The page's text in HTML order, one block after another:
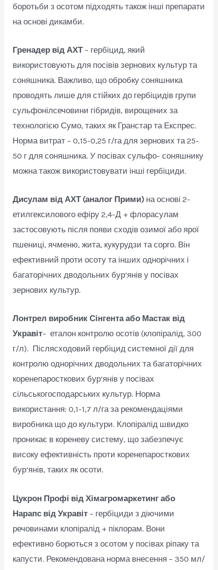
боротьби з осотом підходять також інші препарати
на основі дикамби.
Гренадер від АХТ – гербіцид, який
використовують для посівів зернових культур та
соняшника. Важливо, що обробку соняшника
проводять лише для стійких до гербіцидів групи
сульфонілсечовини гібридів, вирощених за
технологією Сумо, таких як Гранстар та Експрес.
Норма витрат – 0,15-0,25 г/га для зернових та 25-
50 г для соняшника. У посівах сульфо- соняшнику
можна також використовувати інші гербіциди.
Дисулам від АХТ (аналог Прими) на основі 2-
етилгексилового ефіру 2,4-Д + флорасулам
застосовують після появи сходів озимої або ярої
пшениці, ячменю, жита, кукурудзи та сорго. Він
ефективний проти осоту та інших однорічних і
багаторічних дводольних бур’янів у посівах
зернових культур.
Лонтрел виробник Сінгента або Мастак від
Укравіт– еталон контролю осотів (клопіралід, 300
г/л). Післясходовий гербіцид системної дії для
контролю однорічних дводольних та багаторічних
коренепаросткових бур’янів у посівах
сільськогосподарських культур. Норма
використання: 0,1-1,7 л/га за рекомендаціями
виробника що до культури. Клопіралід швидко
проникає в кореневу систему, що забезпечує
високу ефективність проти коренепаросткових
бур’янів, таких як осоти.
Цукрон Профі від Хімагромаркетинг або
Нарапс від Укравіт – гербіциди з діючими
речовинами клопіралід + піклорам. Вони
ефективно борються з осотом у посівах ріпаку та
капусти. Рекомендована норма внесення – 350 мл/